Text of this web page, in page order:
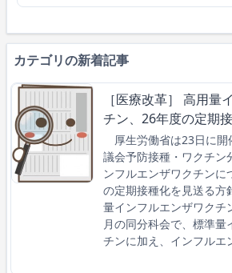
カテゴリの新着記事
［医療改革］ 高用量
チン、26年度の定期
厚生労働省は23日に開
議会予防接種・ワクチン
ンフルエンザワクチンに
の定期接種化を見送る
量インフルエンザワクチ
月の同分科会で、標準量
チンに加え、インフルエ